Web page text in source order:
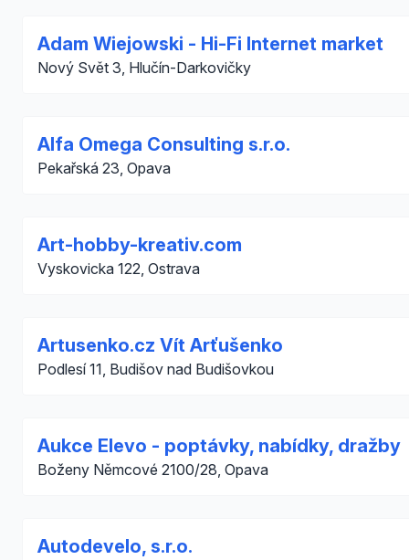
Adam Wiejowski - Hi-Fi Internet market
Nový Svět 3, Hlučín-Darkovičky
Alfa Omega Consulting s.r.o.
Pekařská 23, Opava
Art-hobby-kreativ.com
Vyskovicka 122, Ostrava
Artusenko.cz Vít Arťušenko
Podlesí 11, Budišov nad Budišovkou
Aukce Elevo - poptávky, nabídky, dražby
Boženy Němcové 2100/28, Opava
Autodevelo, s.r.o.